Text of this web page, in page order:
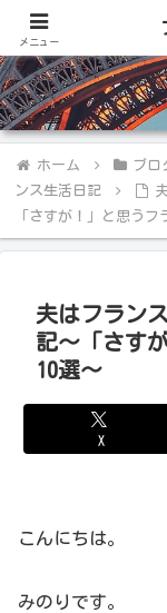
ホーム ブロ
ンス生活日記
「さすが！」と思う
夫はフラン
記～「さす
10選～
X
こんにちは。
みのりです。
メニュー